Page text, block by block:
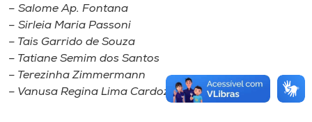
– Salome Ap. Fontana
– Sirleia Maria Passoni
– Tais Garrido de Souza
– Tatiane Semim dos Santos
– Terezinha Zimmermann
– Vanusa Regina Lima Cardozo